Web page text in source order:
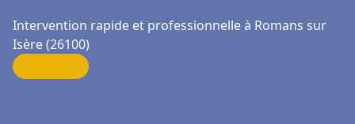
Intervention rapide et professionnelle à Romans sur
Isère (26100)